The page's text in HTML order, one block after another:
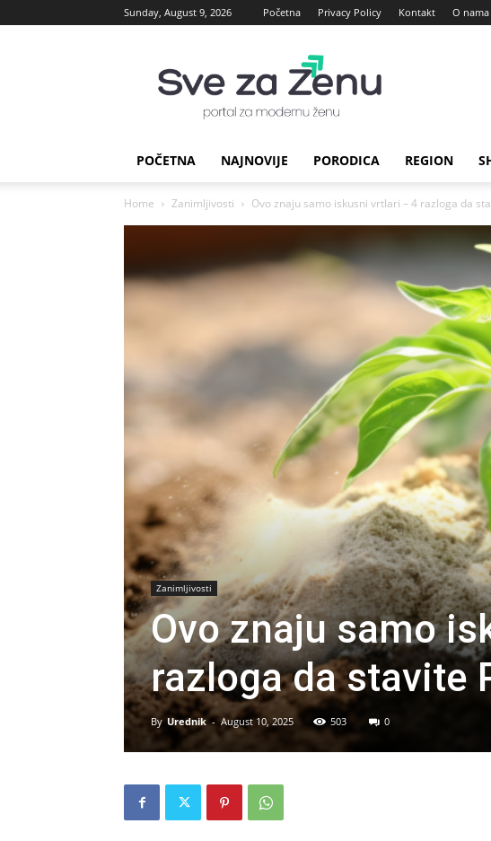
Sunday, August 9, 2026 Početna Privacy Policy Kontakt O nama
za
Zenu
POČETNA NAJNOVIJE PORODICA REGION
Home Zanimljivosti Ovo znaju samo iskusni vrtlari – 4 razloga da
Zanimljivosti
Ovo znaju samo
razloga da stavite
By Urednik - August 10, 2025 503 0